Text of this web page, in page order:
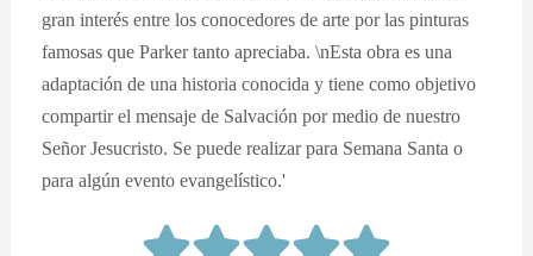
gran interés entre los conocedores de arte por las pinturas
famosas que Parker tanto apreciaba. \nEsta obra es una
adaptación de una historia conocida y tiene como objetivo
compartir el mensaje de Salvación por medio de nuestro
Señor Jesucristo. Se puede realizar para Semana Santa o
para algún evento evangelístico.'